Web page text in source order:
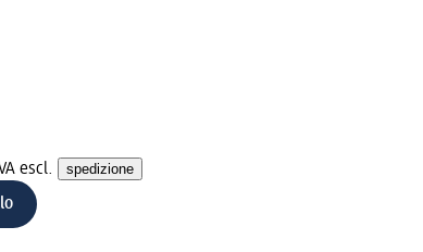
escl. spedizione